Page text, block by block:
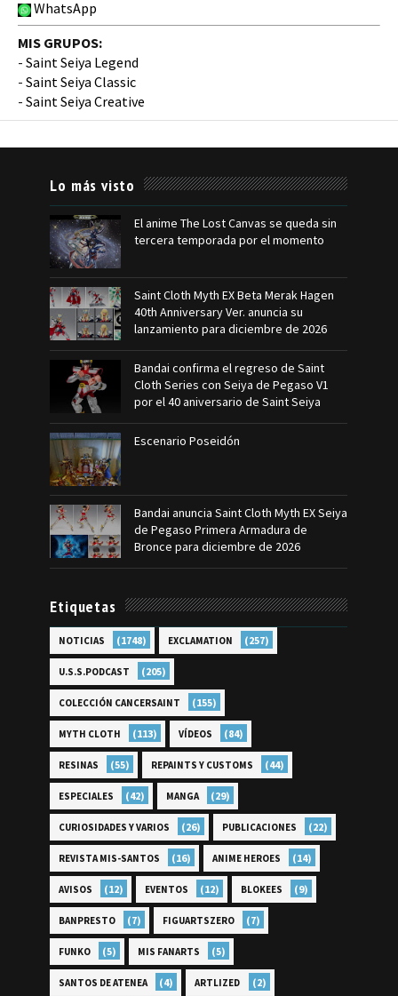
WhatsApp
MIS GRUPOS:
- Saint Seiya Legend
- Saint Seiya Classic
- Saint Seiya Creative
Lo más visto
El anime The Lost Canvas se queda sin
tercera temporada por el momento
Saint Cloth Myth EX Beta Merak Hagen
40th Anniversary Ver. anuncia su
lanzamiento para diciembre de 2026
Bandai confirma el regreso de Saint
Cloth Series con Seiya de Pegaso V1
por el 40 aniversario de Saint Seiya
Escenario Poseidón
Bandai anuncia Saint Cloth Myth EX Seiya
de Pegaso Primera Armadura de
Bronce para diciembre de 2026
Etiquetas
NOTICIAS (1748) EXCLAMATION (257)
U.S.S.PODCAST (205)
COLECCIÓN CANCERSAINT (155)
MYTH CLOTH (113) VÍDEOS (84)
RESINAS (55) REPAINTS Y CUSTOMS (44)
ESPECIALES (42) MANGA (29)
CURIOSIDADES Y VARIOS (26) PUBLICACIONES (22)
REVISTA MIS-SANTOS (16) ANIME HEROES (14)
AVISOS (12) EVENTOS (12) BLOKEES (9)
BANPRESTO (7) FIGUARTSZERO (7)
FUNKO (5) MIS FANARTS (5)
SANTOS DE ATENEA (4) ARTLIZED (2)